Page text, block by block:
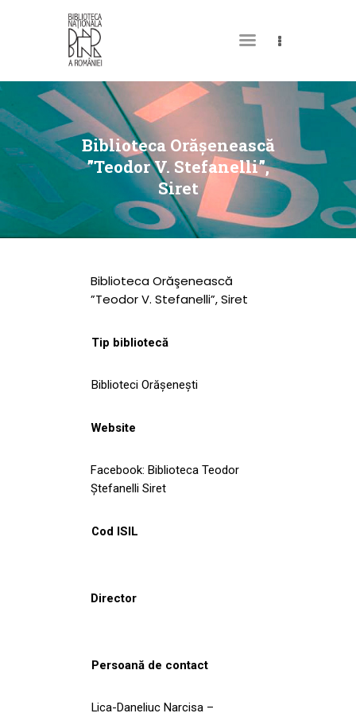
Biblioteca Orăşenească
”Teodor V. Stefanelli”,
Siret
DESPRE NOI
PERMISUL MEU DE
BIBLIOTECĂ
CATALOAGE ȘI
COLECȚII
BIBLIOTECA DIGITALĂ
EVENIMENTE
CULTURALE
NOUTĂȚI
Biblioteca Orăşenească
”Teodor V. Stefanelli”, Siret
Tip bibliotecă
Biblioteci Orășenești
Website
Facebook: Biblioteca Teodor
Ștefanelli Siret
Cod ISIL
Director
Persoană de contact
Lica-Daneliuc Narcisa –